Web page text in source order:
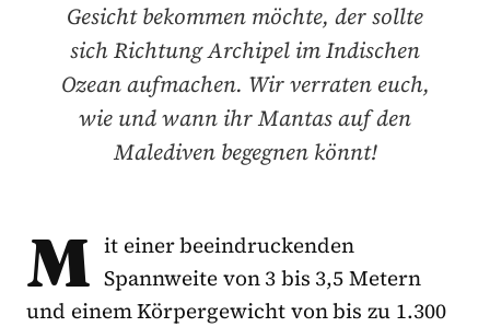
Gesicht bekommen möchte, der sollte
sich Richtung Archipel im Indischen
Ozean aufmachen. Wir verraten euch,
wie und wann ihr Mantas auf den
Malediven begegnen könnt!
M it einer beeindruckenden
Spannweite von 3 bis 3,5 Metern
und einem Körpergewicht von bis zu 1.300